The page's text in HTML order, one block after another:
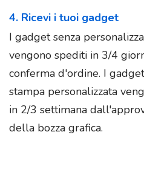
4. Ricevi i tuoi gadget
I gadget senza
vengono spediti in 3/4
conferma d'ordine. I
stampa personalizzata
in 2/3 settimana
della bozza grafica.